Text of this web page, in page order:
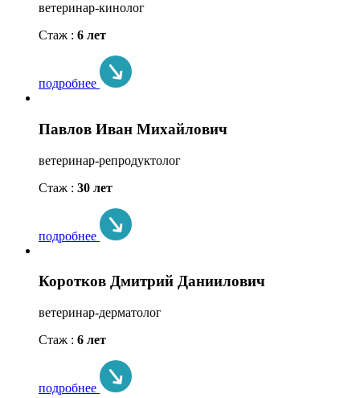
ветеринар-кинолог
Стаж : 6 лет
подробнее
Павлов Иван Михайлович
ветеринар-репродуктолог
Стаж : 30 лет
подробнее
Коротков Дмитрий Даниилович
ветеринар-дерматолог
Стаж : 6 лет
подробнее